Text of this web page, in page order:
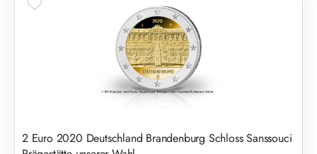
2 Euro 2020 Deutschland Brandenburg Schloss Sanssouci